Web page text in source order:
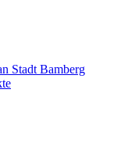
Stadt Bamberg